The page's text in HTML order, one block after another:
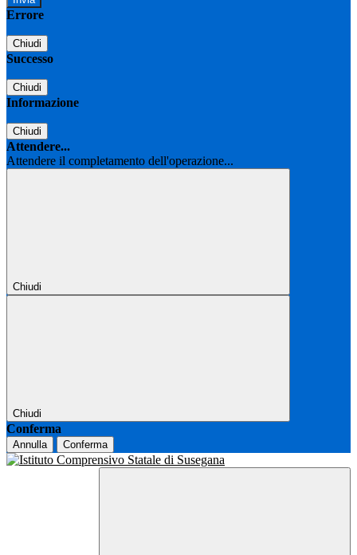
Errore
Chiudi
Successo
Chiudi
Informazione
Chiudi
Attendere...
Attendere il completamento dell'operazione...
Chiudi
Chiudi
Conferma
Annulla Conferma